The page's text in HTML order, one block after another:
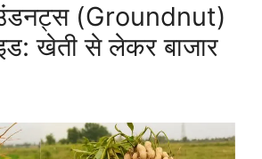
(Groundnut)
खेती से लेकर बाजार